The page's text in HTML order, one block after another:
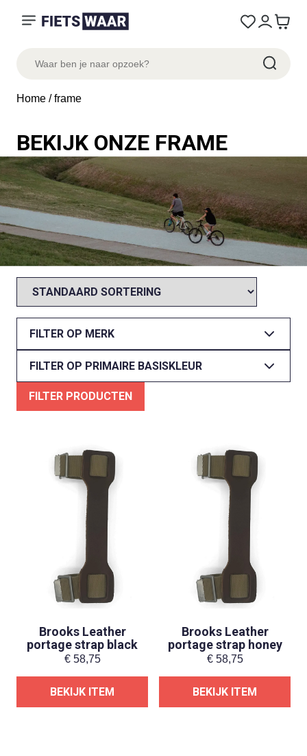
Home / frame
BEKIJK ONZE FRAME
FILTER OP MERK
FILTER OP PRIMAIRE BASISKLEUR
FILTER PRODUCTEN
Brooks Leather
portage strap black
€58,75
BEKIJK ITEM
Brooks Leather
portage strap honey
€58,75
BEKIJK ITEM